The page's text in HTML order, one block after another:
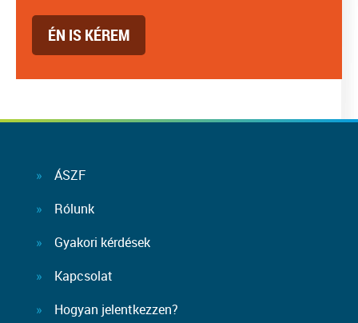
ÉN IS KÉREM
ÁSZF
Rólunk
Gyakori kérdések
Kapcsolat
Hogyan jelentkezzen?